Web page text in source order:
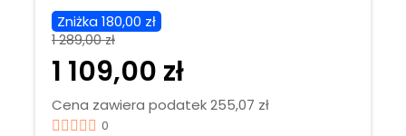
Zniżka 180,00 zł
1 289,00 zł
1 109,00 zł
Cena zawiera podatek 255,07 zł
0